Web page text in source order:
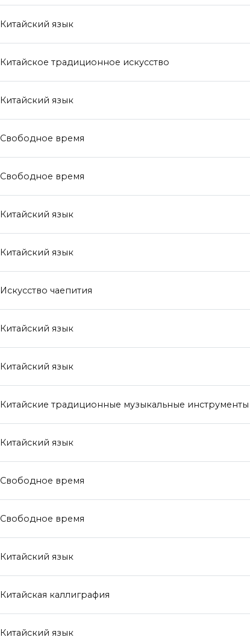
Китайский язык
Китайское традиционное искусство
Китайский язык
Свободное время
Свободное время
Китайский язык
Китайский язык
Искусство чаепития
Китайский язык
Китайский язык
Китайские традиционные музыкальные инструменты
Китайский язык
Свободное время
Свободное время
Китайский язык
Китайская каллиграфия
Китайский язык